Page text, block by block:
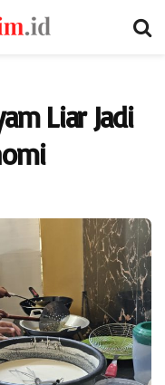
Liar Jadi